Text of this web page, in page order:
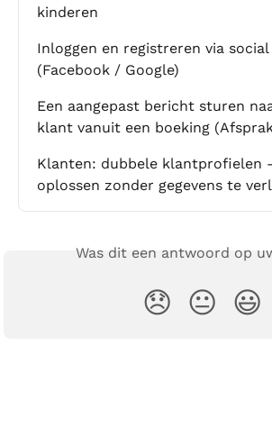
kinderen
Inloggen en registreren via social
(Facebook / Google)
Een aangepast bericht sturen
klant vanuit een boeking
Klanten: dubbele klantprofielen
oplossen zonder gegevens te
Was dit een antwoord op
😞 😐 😃